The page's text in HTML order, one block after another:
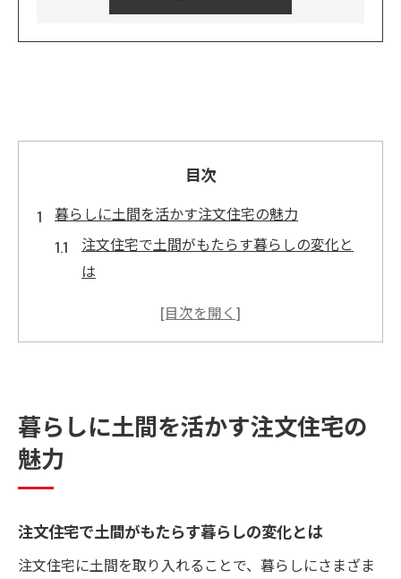
目次
暮らしに土間を活かす注文住宅の魅力
注文住宅で土間がもたらす暮らしの変化と
は
土間のある注文住宅が支持される理由を解
注文住宅の土間がもつおしゃれな魅力に注
おしゃれと機能性が両立する土間間取り術
ア
おしゃれも機能性も叶う土間間取りの工夫
暮らしに土間を活かす注文住宅の
魅力
注文住宅で土間がもたらす暮らしの変化とは
注文住宅に土間を取り入れることで、暮らしにさまざま